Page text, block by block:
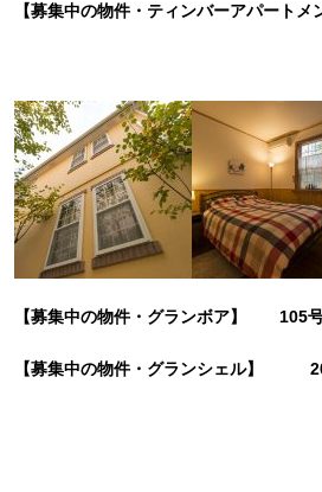
【募集中の物件・ティンバーアパー
【募集中の物件・グランボア】
【募集中の物件・グランシェル】